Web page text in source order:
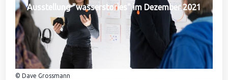
Ausstellung "wasserstories" im Dezember 2021
© Dave Grossmann